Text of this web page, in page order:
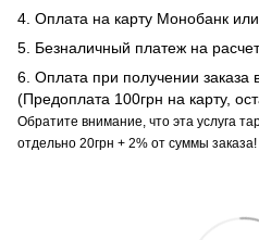
4. Оплата на карту Монобанк
5. Безналичный платеж на
6. Оплата при получении
(Предоплата 100грн на карту,
Обратите внимание, что эта услуга
отдельно 20грн + 2% от суммы заказа!